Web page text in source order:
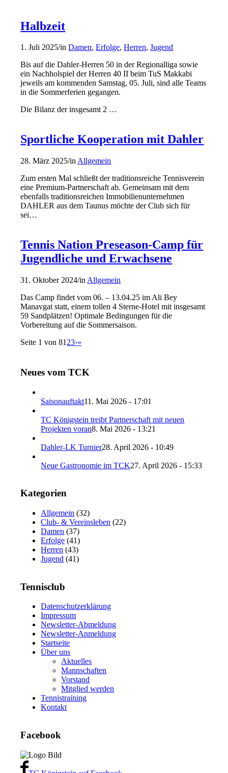
Halbzeit
1. Juli 2025/inDamen,Erfolge,Herren,Jugend
Bis auf die Dahler-Herren 50 in der Regionalliga sowie
ein Nachholspiel der Herren 40 II beim TuS Makkabi
jeweils am kommenden Samstag, 05. Juli, sind alle Teams
in die Sommerferien gegangen.
Die Bilanz der insgesamt 2 …
Sportliche Kooperation mit Dahler
28. März 2025/in Allgemein
Zum ersten Mal schließt der traditionsreiche Tennisverein
eine Premium-Partnerschaft ab. Gemeinsam mit dem
ebenfalls traditionsreichen Immobilienunternehmen
DAHLER aus dem Taunus möchte der Club sich für
sei…
Tennis Nation Preseason-Camp für
Jugendliche und Erwachsene
31. Oktober 2024/in Allgemein
Das Camp findet vom 06. – 13.04.25 im Ali Bey
Manavgat statt, einem tollen 4 Sterne-Hotel mit insgesamt
59 Sandplätzen! Optimale Bedingungen für die
Vorbereitung auf die Sommersaison.
Seite 1 von 81 23›»
Neues vom TCK
Saisonauftakt11. Mai 2026 - 17:01
TC Königstein treibt Partnerschaft mit neuen
Projekten voran8. Mai 2026 - 13:21
Dahler-LK Turnier28. April 2026 - 10:49
Neue Gastronomie im TCK27. April 2026 - 15:33
Kategorien
Allgemein (32)
Club- & Vereinsleben (22)
Damen (37)
Erfolge (41)
Herren (43)
Jugend (41)
Tennisclub
Datenschutzerklärung
Impressum
Newsletter-Abmeldung
Newsletter-Anmeldung
Startseite
Über uns
Aktuelles
Mannschaften
Vorstand
Mitglied werden
Tennistraining
Kontakt
Facebook